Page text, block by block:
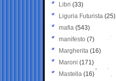
Libri (33)
Liguria Futurista (25)
mafia (543)
manifesto (7)
Margherita (16)
Maroni (171)
Mastella (16)